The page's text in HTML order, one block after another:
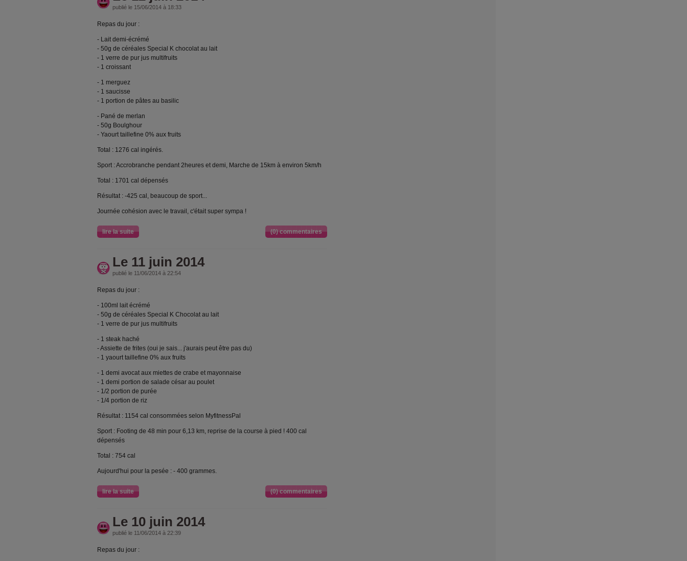
publié le 15/06/2014 à 18:33
Repas du jour :
- Lait demi-écrémé
- 50g de céréales Special K chocolat au lait
- 1 verre de pur jus multifruits
- 1 croissant
- 1 merguez
- 1 saucisse
- 1 portion de pâtes au basilic
- Pané de merlan
- 50g Boulghour
- Yaourt taillefine 0% aux fruits
Total : 1276 cal ingérés.
Sport : Accrobranche pendant 2heures et demi, Marche de 15km à environ 5km/h
Total : 1701 cal dépensés
Résultat : -425 cal, beaucoup de sport...
Journée cohésion avec le travail, c'était super sympa !
lire la suite (0) commentaires
Le 11 juin 2014
publié le 11/06/2014 à 22:54
Repas du jour :
- 100ml lait écrémé
- 50g de céréales Special K Chocolat au lait
- 1 verre de pur jus multifruits
- 1 steak haché
- Assiette de frites (oui je sais... j'aurais peut être pas du)
- 1 yaourt taillefine 0% aux fruits
- 1 demi avocat aux miettes de crabe et mayonnaise
- 1 demi portion de salade césar au poulet
- 1/2 portion de purée
- 1/4 portion de riz
Résultat : 1154 cal consommées selon MyfitnessPal
Sport : Footing de 48 min pour 6,13 km, reprise de la course à pied ! 400 cal
dépensés
Total : 754 cal
Aujourd'hui pour la pesée : - 400 grammes.
lire la suite (0) commentaires
Le 10 juin 2014
publié le 11/06/2014 à 22:39
Repas du jour :